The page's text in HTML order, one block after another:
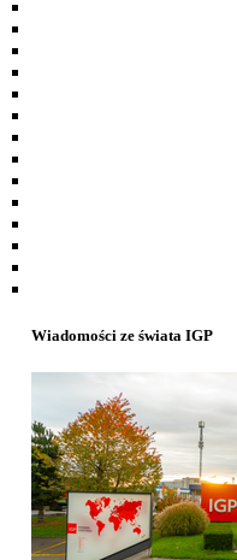
Wiadomości ze świata IGP